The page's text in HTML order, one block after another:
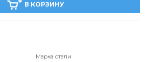
В КОРЗИНУ